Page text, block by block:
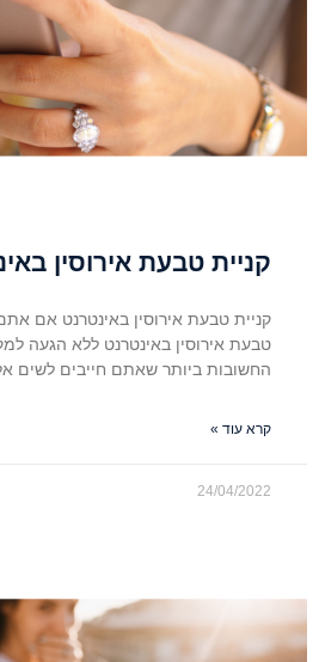
קניית טבעת אירוסין
קניית טבעת אירוסין באינטרנט אם
טבעת אירוסין באינטרנט ללא הגעה
החשובות ביותר שאתם חייבים לשים
קרא עוד »
24/04/2022